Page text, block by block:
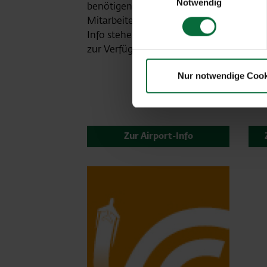
Notwendig
Nur notwendige
benötigen Sie Hilfe? Die
Mitarbeiter:innen der Airport-
Info stehen für Ihre Anfragen
zur Verfügung.
Zur Airport-Info